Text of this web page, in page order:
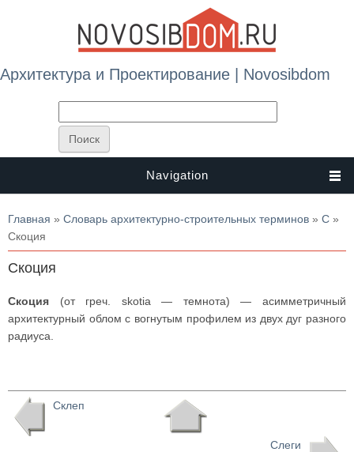
Архитектура и Проектирование | Novosibdom
Navigation
Вы здесь
Главная » Словарь архитектурно-строительных терминов » С »
Скоция
Скоция
Скоция (от греч. skotia — темнота) — асимметричный
архитектурный облом с вогнутым профилем из двух дуг разного
радиуса.
Склеп
Слеги